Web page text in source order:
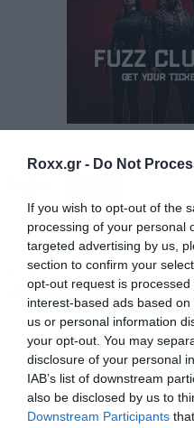
Roxx.gr - Do Not
If you wish to opt-out of the
processing of your personal
targeted advertising by us,
section to confirm your
opt-out request is
interest-based ads based
us or personal information
your opt-out. You may
disclosure of your personal
IAB’s list of downstream
also be disclosed by us to
Downstream Participants
Με αυτούς τους
αστυνομικών σε
θέμα παντού, είναι
Τοντ Φίλιπς θα
γιατί όχι να μην
εκατομμύριο.